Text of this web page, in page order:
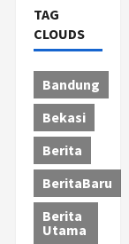
TAG
CLOUDS
Bandung
Bekasi
Berita
BeritaBaru
Berita
Utama